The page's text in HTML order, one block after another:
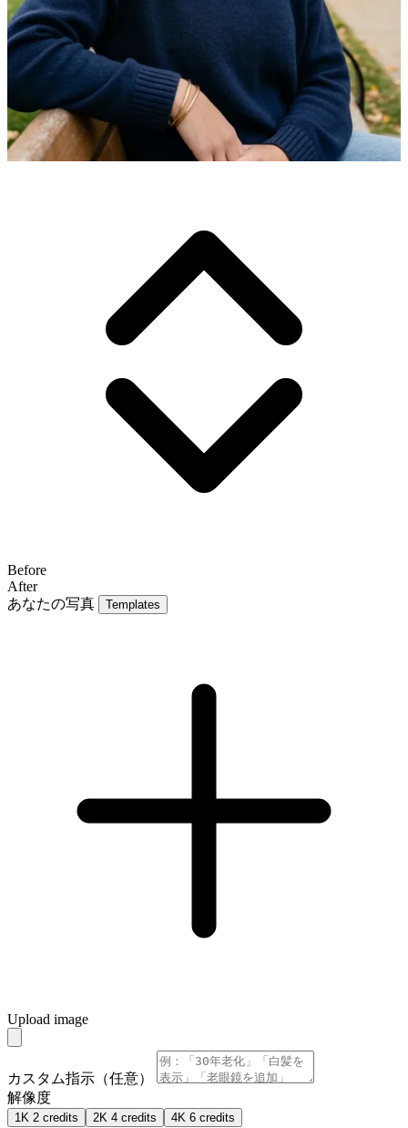
Before
After
あなたの写真
Templates
Upload image
カスタム指示（任意）
解像度
1K 2 credits 2K 4 credits 4K 6 credits